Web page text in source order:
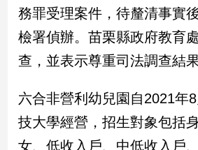
新
冠
病
專
南
務罪受理案件，待釐清事實
檢署偵辦。苗栗縣政府教育
查，並表示尊重司法調查結果
六合非營利幼兒園自2021年
技大學經營，招生對象包括
女、低收入戶、中低收入戶